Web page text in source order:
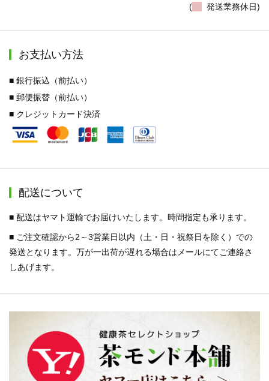
( 発送業務休日)
お支払い方法
■ 銀行振込（前払い）
■ 郵便振替（前払い）
■ クレジットカード決済
配送について
■ 配送はヤマト運輸でお届けいたします。時間指定も承ります。
■ ご注文確認から2～3営業日以内（土・日・祝祭日を除く）での
発送となります。万が一出荷が遅れる場合はメールにてご連絡さ
しあげます。